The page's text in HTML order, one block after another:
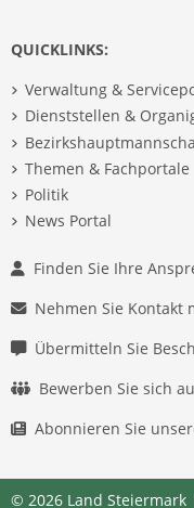
QUICKLINKS:
Verwaltung &
Dienststellen &
Themen & Fachportale
Politik
News Portal
Finden Sie Ihre
Nehmen Sie Kontakt
Übermitteln Sie
Bewerben Sie sich
Abonnieren Sie
© 2026 Land Steiermark